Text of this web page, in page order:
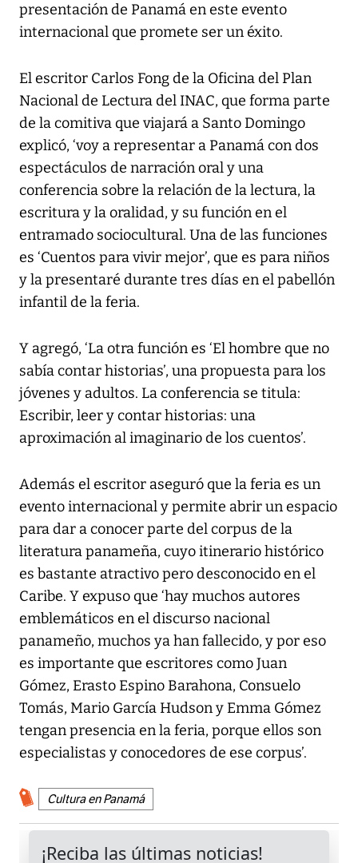
presentación de Panamá en este evento
internacional que promete ser un éxito.
El escritor Carlos Fong de la Oficina del Plan
Nacional de Lectura del INAC, que forma parte
de la comitiva que viajará a Santo Domingo
explicó, ‘voy a representar a Panamá con dos
espectáculos de narración oral y una
conferencia sobre la relación de la lectura, la
escritura y la oralidad, y su función en el
entramado sociocultural. Una de las funciones
es ‘Cuentos para vivir mejor’, que es para niños
y la presentaré durante tres días en el pabellón
infantil de la feria.
Y agregó, ‘La otra función es ‘El hombre que no
sabía contar historias’, una propuesta para los
jóvenes y adultos. La conferencia se titula:
Escribir, leer y contar historias: una
aproximación al imaginario de los cuentos’.
Además el escritor aseguró que la feria es un
evento internacional y permite abrir un espacio
para dar a conocer parte del corpus de la
literatura panameña, cuyo itinerario histórico
es bastante atractivo pero desconocido en el
Caribe. Y expuso que ‘hay muchos autores
emblemáticos en el discurso nacional
panameño, muchos ya han fallecido, y por eso
es importante que escritores como Juan
Gómez, Erasto Espino Barahona, Consuelo
Tomás, Mario García Hudson y Emma Gómez
tengan presencia en la feria, porque ellos son
especialistas y conocedores de ese corpus’.
Cultura en Panamá